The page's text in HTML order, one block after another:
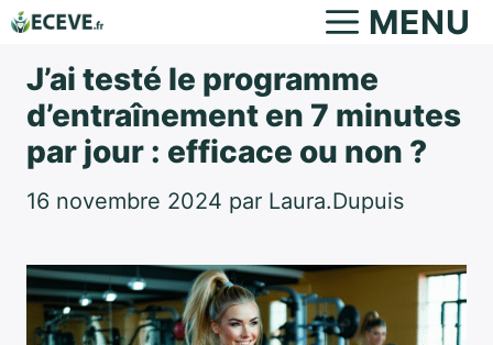
Aller
contenu
MENU
J’ai testé le programme
d’entraînement en 7 minutes
par jour : efficace ou non ?
16 novembre 2024 par Laura.Dupuis